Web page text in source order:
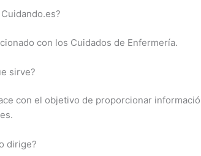
con los Cuidados de Enfermería.
sirve?
con el objetivo de proporcionar
dirige?